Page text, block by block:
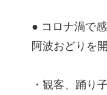
● コロナ渦で
阿波おどりを
・観客、踊り